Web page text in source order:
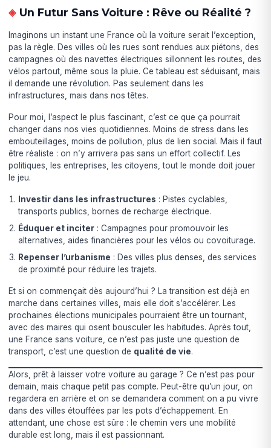
Un Futur Sans Voiture : Rêve ou Réalité ?
Imaginons un instant une France où la voiture serait l’exception,
pas la règle. Des villes où les rues sont rendues aux piétons, des
campagnes où des navettes électriques sillonnent les routes, des
vélos partout, même sous la pluie. Ce tableau est séduisant, mais
il demande une révolution. Pas seulement dans les
infrastructures, mais dans nos têtes.
Pour moi, l’aspect le plus fascinant, c’est ce que ça pourrait
changer dans nos vies quotidiennes. Moins de stress dans les
embouteillages, moins de pollution, plus de lien social. Mais il faut
être réaliste : on n’y arrivera pas sans un effort collectif. Les
politiques, les entreprises, les citoyens, tout le monde doit jouer
le jeu.
Investir dans les infrastructures : Pistes cyclables,
transports publics, bornes de recharge électrique.
Éduquer et inciter : Campagnes pour promouvoir les
alternatives, aides financières pour les vélos ou covoiturage.
Repenser l’urbanisme : Des villes plus denses, des services
de proximité pour réduire les trajets.
Et si on commençait dès aujourd’hui ? La transition est déjà en
marche dans certaines villes, mais elle doit s’accélérer. Les
prochaines élections municipales pourraient être un tournant,
avec des maires qui osent bousculer les habitudes. Après tout,
une France sans voiture, ce n’est pas juste une question de
transport, c’est une question de qualité de vie.
Alors, prêt à laisser votre voiture au garage ? Ce n’est pas pour
demain, mais chaque petit pas compte. Peut-être qu’un jour, on
regardera en arrière et on se demandera comment on a pu vivre
dans des villes étouffées par les pots d’échappement. En
attendant, une chose est sûre : le chemin vers une mobilité
durable est long, mais il est passionnant.